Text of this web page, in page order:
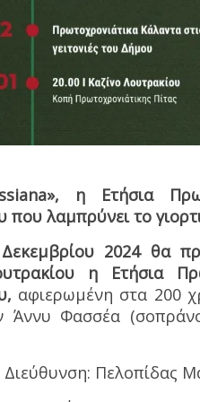
», η Ετήσια
που λαμπρύνει το
2024 θα
η Ετήσια
αφιερωμένη στα 200
Άννυ Φασσέα
Πελοπίδας